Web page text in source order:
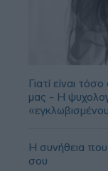
Γιατί είναι
μας - Η
Η συνήθεια
σου